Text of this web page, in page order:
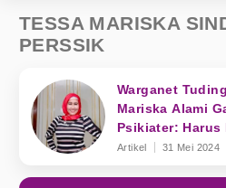
TESSA MARISKA
PERSSIK
Warganet
Mariska Alami
Psikiater: Harus
Artikel 31 Mei 2024